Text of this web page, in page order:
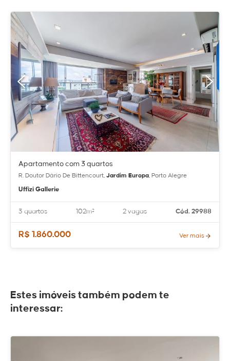
Apartamento com 3 quartos
R. Doutor Dário De Bittencourt, Jardim Europa, Porto Alegre
Uffizi Gallerie
3 quartos 102m² 2 vagas Cód. 29988
R$ 1.860.000 Ver mais
Estes imóveis também podem te
interessar: